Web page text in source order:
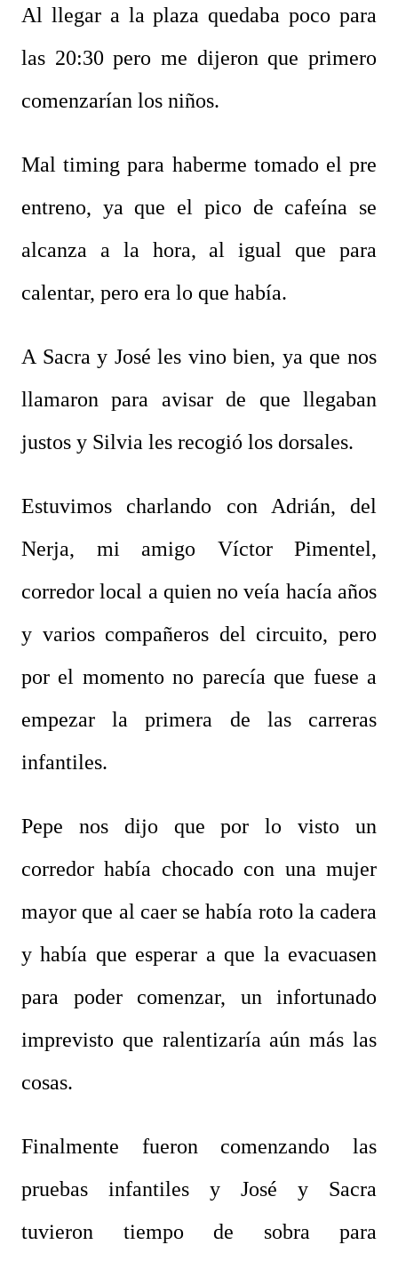
Al llegar a la plaza quedaba poco para
las 20:30 pero me dijeron que primero
comenzarían los niños.
Mal timing para haberme tomado el pre
entreno, ya que el pico de cafeína se
alcanza a la hora, al igual que para
calentar, pero era lo que había.
A Sacra y José les vino bien, ya que nos
llamaron para avisar de que llegaban
justos y Silvia les recogió los dorsales.
Estuvimos charlando con Adrián, del
Nerja, mi amigo Víctor Pimentel,
corredor local a quien no veía hacía años
y varios compañeros del circuito, pero
por el momento no parecía que fuese a
empezar la primera de las carreras
infantiles.
Pepe nos dijo que por lo visto un
corredor había chocado con una mujer
mayor que al caer se había roto la cadera
y había que esperar a que la evacuasen
para poder comenzar, un infortunado
imprevisto que ralentizaría aún más las
cosas.
Finalmente fueron comenzando las
pruebas infantiles y José y Sacra
tuvieron tiempo de sobra para